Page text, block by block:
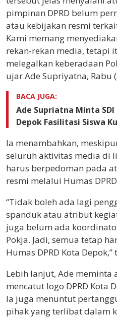
pimpinan DPRD belum
atau kebijakan resmi
Kami memang
rekan-rekan media, tetapi
melegalkan keberadaan
ujar Ade Supriyatna, Rabu
BACA JUGA:
Ade Supriatna Minta SDI
Depok Fasilitasi Siswa
Ia menambahkan,
seluruh aktivitas media di
harus berpedoman pada
resmi melalui Humas
“Tidak boleh ada lagi
spanduk atau atribut
juga belum ada
Pokja. Jadi, semua tetap
Humas DPRD Kota Depok,”
Lebih lanjut, Ade
mencatut logo DPRD Kota
Ia juga menuntut
pihak yang terlibat dalam